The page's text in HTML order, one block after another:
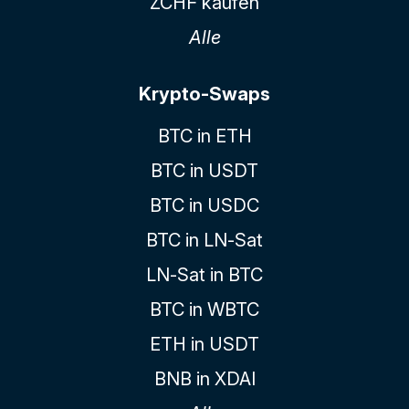
Alle
Krypto-Swaps
BTC in ETH
BTC in USDT
BTC in USDC
BTC in LN-Sat
LN-Sat in BTC
BTC in WBTC
ETH in USDT
BNB in XDAI